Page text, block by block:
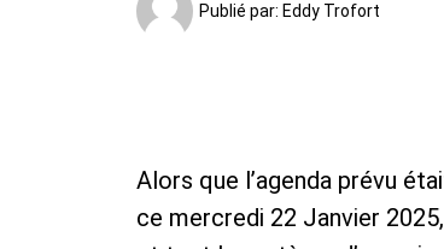
Publié par: Eddy Trofort
Alors que l’agenda prévu
ce mercredi 22 Janvier